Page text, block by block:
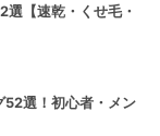
選【速乾・くせ毛・
52選！初心者・メン